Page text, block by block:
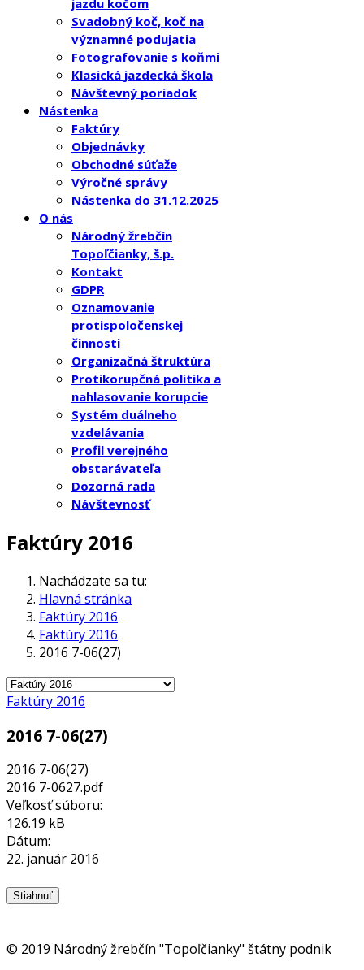
jazdu kočom
Svadobný koč, koč na
významné podujatia
Fotografovanie s koňmi
Klasická jazdecká škola
Návštevný poriadok
Nástenka
Faktúry
Objednávky
Obchodné súťaže
Výročné správy
Nástenka do 31.12.2025
O nás
Národný žrebčín
Topoľčianky, š.p.
Kontakt
GDPR
Oznamovanie
protispoločenskej
činnosti
Organizačná štruktúra
Protikorupčná politika a
nahlasovanie korupcie
Systém duálneho
vzdelávania
Profil verejného
obstarávateľa
Dozorná rada
Návštevnosť
Faktúry 2016
Nachádzate sa tu:
Hlavná stránka
Faktúry 2016
Faktúry 2016
2016 7-06(27)
Faktúry 2016
2016 7-06(27)
2016 7-06(27)
2016 7-0627.pdf
Veľkosť súboru:
126.19 kB
Dátum:
22. január 2016
© 2019 Národný žrebčín "Topoľčianky" štátny podnik